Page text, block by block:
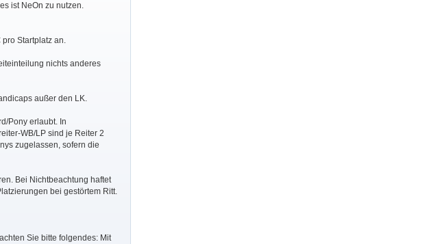
ist NeOn zu nutzen.
Startplatz an.
nichts anderes
außer den LK.
Pony erlaubt. In
WB/LP sind je Reiter 2
zugelassen, sofern die
Bei Nichtbeachtung haftet
bei gestörtem Ritt.
Sie bitte folgendes: Mit